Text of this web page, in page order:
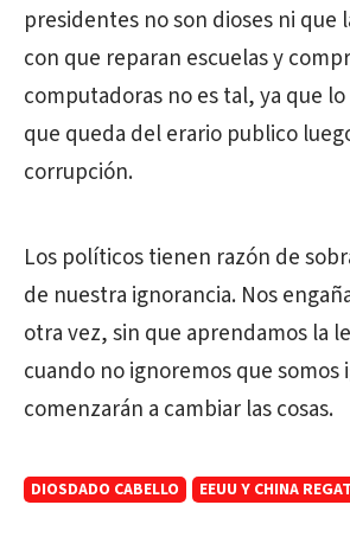
presidentes no son dioses ni que
con que reparan escuelas y
computadoras no es tal, ya que
que queda del erario publico
corrupción.
Los políticos tienen razón de
de nuestra ignorancia. Nos
otra vez, sin que aprendamos la
cuando no ignoremos que somos
comenzarán a cambiar las cosas.
DIOSDADO CABELLO EEUU Y CHINA